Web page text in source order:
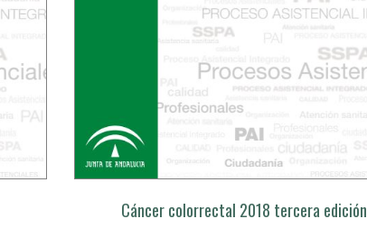
Cáncer colorrectal 2018 tercera edición